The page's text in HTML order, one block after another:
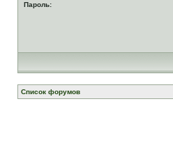
Пароль:
Список форумов